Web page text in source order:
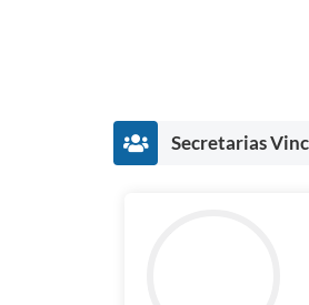
Secretarias